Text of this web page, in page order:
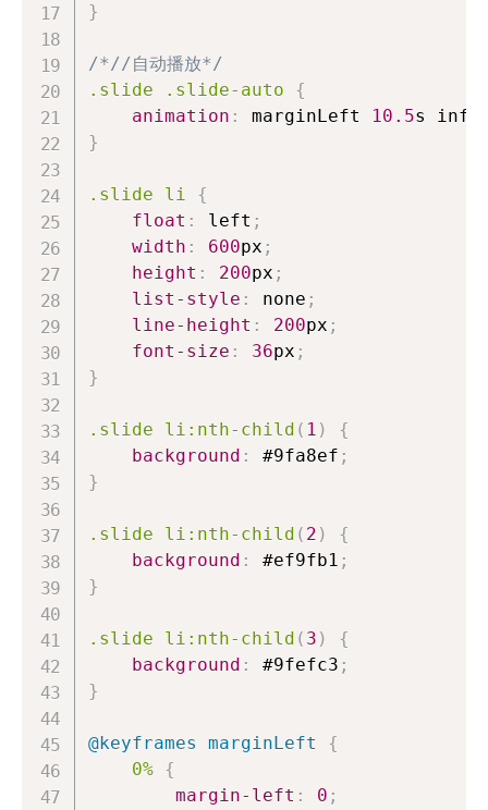
}
/*//自动播放*/
.slide
.slide-auto
{
animation : marginLeft 10.5s
}
.slide li
{
float : left ;
width : 600px ;
height : 200px ;
list-style : none ;
line-height : 200px ;
font-size : 36px ;
}
.slide li :nth-child ( 1 )
{
background : #9fa8ef ;
}
.slide li :nth-child ( 2 )
{
background : #ef9fb1 ;
}
.slide li :nth-child ( 3 )
{
background : #9fefc3 ;
}
@keyframes marginLeft
{
0% {
margin-left : 0 ;